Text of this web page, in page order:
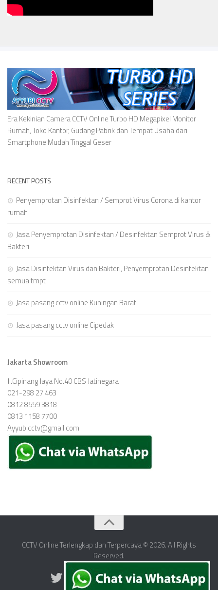
Era Kekinian Camera CCTV Online Turbo HD Megapixel Monitor
Rumah, Toko Kantor, Gudang Pabrik dan Tempat Usaha dari
Smartphone Mudah Tinggal Geser
RECENT POSTS
Penyemprotan Disinfektan / Semprot Virus Corona di kantor
rumah
Jasa Penyemprotan Disinfektan / Desinfektan Semprot Virus &
Bakteri
Jasa Disinfektan Virus dan Bakteri, Penyemprotan Desinfektan
semua tmpt
Jasa pasang cctv online Kuningan Barat
Jasa pasang cctv online Cipedak
Jakarta Showroom
Jl.Cipinang Jaya No.40 CBS Jatinegara
021-298 27 463
0812 8559 3818
0813 1158 7700
Ayyubicctv@gmail.com
CCTV Online Terlengkap dan Terpercaya © 2026. All Rights
Reserved.